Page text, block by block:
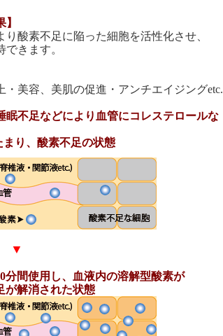
酸素不足に陥った細胞を活性化させ、
きます。
美容、美肌の促進・アンチエイジングetc.
どにより血管にコレステロールな
不足の状態
▼
分間使用し、血液内の溶解型酸素が
が解消された状態